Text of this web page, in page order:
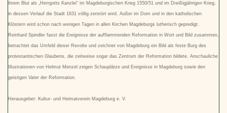
ihrem Blut als „Herrgotts Kanzlei“ im Magdeburgischen Krieg 1550/51 und im Dreißigjährigen Krieg,
in dessen Verlauf die Stadt 1631 völlig zerstört wird. Außer im Dom und in den katholischen
Klöstern wird schon nach wenigen Tagen in allen Kirchen Magdeburgs lutherisch gepredigt.
Reinhard Spindler fasst die Ereignisse der aufflammenden Reformation in Wort und Bild zusammen,
betrachtet das Umfeld dieser Revolte und zeichnet von Magdeburg ein Bild als feste Burg des
protestantischen Glaubens, die zeitweise sogar das Zentrum der Reformation bildete. Anschauliche
Illustrationen von Helmut Menzel zeigen Schauplätze und Ereignisse in Magdeburg sowie den
geistigen Vater der Reformation.
Herausgeber: Kultur- und Heimatverein Magdeburg e. V.